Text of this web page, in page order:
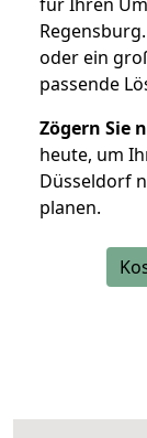
oder ein
passende
Zögern Sie
heute, um
Düsseldorf
planen.